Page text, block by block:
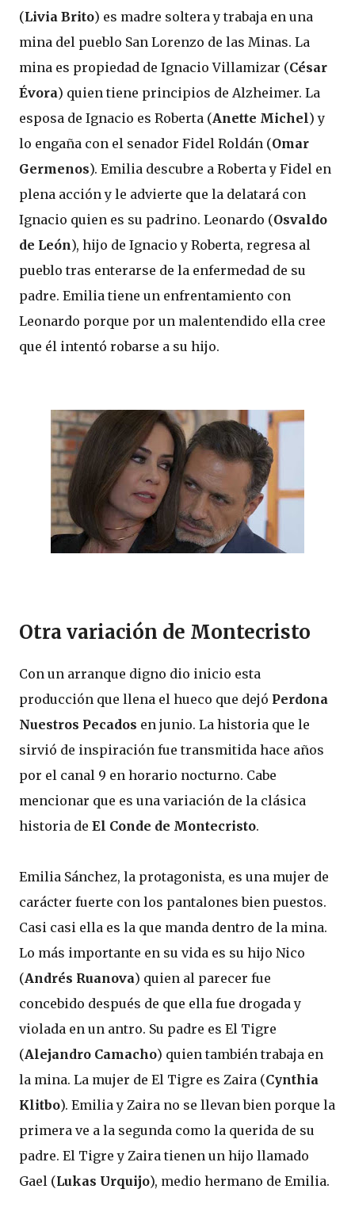
(Livia Brito) es madre soltera y trabaja en una
mina del pueblo San Lorenzo de las Minas. La
mina es propiedad de Ignacio Villamizar (César
Évora) quien tiene principios de Alzheimer. La
esposa de Ignacio es Roberta (Anette Michel) y
lo engaña con el senador Fidel Roldán (Omar
Germenos). Emilia descubre a Roberta y Fidel en
plena acción y le advierte que la delatará con
Ignacio quien es su padrino. Leonardo (Osvaldo
de León), hijo de Ignacio y Roberta, regresa al
pueblo tras enterarse de la enfermedad de su
padre. Emilia tiene un enfrentamiento con
Leonardo porque por un malentendido ella cree
que él intentó robarse a su hijo.
Otra variación de Montecristo
Con un arranque digno dio inicio esta
producción que llena el hueco que dejó Perdona
Nuestros Pecados en junio. La historia que le
sirvió de inspiración fue transmitida hace años
por el canal 9 en horario nocturno. Cabe
mencionar que es una variación de la clásica
historia de El Conde de Montecristo.
Emilia Sánchez, la protagonista, es una mujer de
carácter fuerte con los pantalones bien puestos.
Casi casi ella es la que manda dentro de la mina.
Lo más importante en su vida es su hijo Nico
(Andrés Ruanova) quien al parecer fue
concebido después de que ella fue drogada y
violada en un antro. Su padre es El Tigre
(Alejandro Camacho) quien también trabaja en
la mina. La mujer de El Tigre es Zaira (Cynthia
Klitbo). Emilia y Zaira no se llevan bien porque la
primera ve a la segunda como la querida de su
padre. El Tigre y Zaira tienen un hijo llamado
Gael (Lukas Urquijo), medio hermano de Emilia.